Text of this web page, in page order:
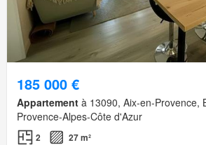
185 000 €
Appartement à 13090, Aix-en-Provence,
Provence-Alpes-Côte d'Azur
2 27 m²